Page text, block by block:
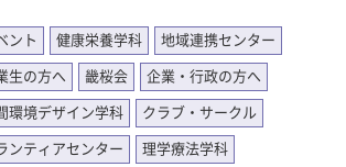
ント 健康栄養学科 地域連携センター
生の方へ 畿桜会 企業・行政の方へ
環境デザイン学科 クラブ・サークル
ンティアセンター 理学療法学科